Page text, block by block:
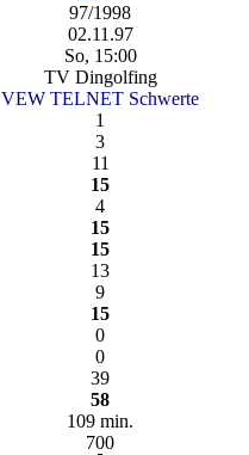
97/1998
02.11.97
So, 15:00
TV Dingolfing
VEW TELNET Schwerte
1
3
11
15
4
15
15
13
9
15
0
0
39
58
109 min.
700